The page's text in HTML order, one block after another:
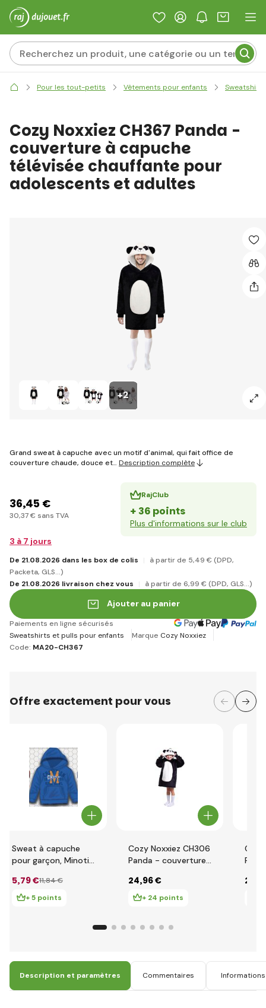
Pour les tout-petits Vêtements pour enfants
+2
Cozy Noxxiez CH367 Panda -
couverture à capuche
télévisée chauffante pour
adolescents et adultes
Grand sweat à capuche avec un motif d'animal, qui fait office de
couverture chaude, douce et… Description complète
36,45 €
30,37 € sans TVA
RajClub
+ 36 points
Plus d'informations sur le club
3 à 7 jours
De 21.08.2026 dans les box de colis à partir de 5,49 € (DPD,
Packeta, GLS...)
De 21.08.2026 livraison chez vous
à partir de 6,99 € (DPD, GLS...)
Ajouter au panier
Paiements en ligne sécurisés
Sweatshirts et pulls pour enfants
Marque Cozy Noxxiez
Code: MA20-CH367
Offre exactement pour vous
Sweat à capuche
pour garçon, Minoti,
80/86
5,79 €11,84 €
+ 5 points
Cozy Noxxiez CH306
Panda - couverture
chauffante pour
enfants de 3 à 6 ans
24,96 €
+ 24 points
28
Description et paramètres Commentaires